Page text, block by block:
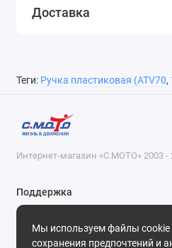
Доставка
Теги: Ручка пластиковая (ATV70,
Мы используем файлы cookie
сохранения предпочтений и
Интернет-магазин «С.МОТО» 2003 -
Поддержка
8-800-55-00-327
Будни, с 09-30 до 18-30